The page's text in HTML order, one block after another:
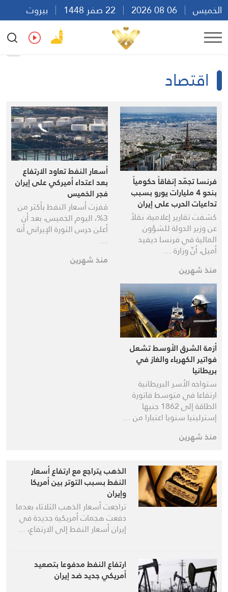
الخميس
بيروت
08:18
Ar
اقتصاد
فرنسا تجمّد إنفاقاً حكومياً
بنحو 4 مليارات يورو بسبب
تداعيات الحرب على إيران
كشفت تقارير إعلامية، نقلاً
عن وزير الدولة للشؤون
المالية في فرنسا ديفيد
أميل، أنّ وزارة …
منذ شهرين
أسعار النفط تعاود الارتفاع
بعد اعتداء أميركي على إيران
فجر الخميس
قفزت أسعار النفط بأكثر من
3%، اليوم الخميس، بعد أن
أعلن حرس الثورة الإيراني أنه
…
منذ شهرين
أزمة الشرق الأوسط تشعل
فواتير الكهرباء والغاز في
بريطانيا
ستواجه الأسر البريطانية
ارتفاعا في متوسط فاتورة
الطاقة إلى 1862 جنيها
إسترلينيا سنويا اعتبارا من …
منذ شهرين
الذهب يتراجع مع ارتفاع أسعار
النفط بسبب التوتر بين أمريكا
وإيران
تراجعت أسعار الذهب الثلاثاء بعدما
دفعت هجمات أمريكية جديدة في
إيران أسعار النفط إلى الارتفاع، …
ارتفاع النفط مدفوعا بتصعيد
أمريكي جديد ضد إيران